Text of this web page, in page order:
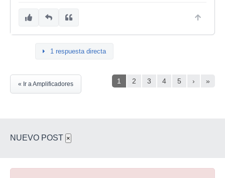
1 respuesta directa
1 2 3 4 5 › »
« Ir a Amplificadores
NUEVO POST ×